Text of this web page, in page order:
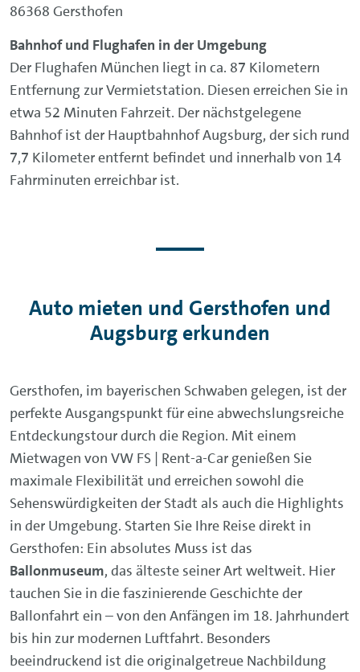
86368 Gersthofen
Bahnhof und Flughafen in der Umgebung
Der Flughafen München liegt in ca. 87 Kilometern
Entfernung zur Vermietstation. Diesen erreichen Sie in
etwa 52 Minuten Fahrzeit. Der nächstgelegene
Bahnhof ist der Hauptbahnhof Augsburg, der sich rund
7,7 Kilometer entfernt befindet und innerhalb von 14
Fahrminuten erreichbar ist.
Auto mieten und Gersthofen und
Augsburg erkunden
Gersthofen, im bayerischen Schwaben gelegen, ist der
perfekte Ausgangspunkt für eine abwechslungsreiche
Entdeckungstour durch die Region. Mit einem
Mietwagen von VW FS | Rent-a-Car genießen Sie
maximale Flexibilität und erreichen sowohl die
Sehenswürdigkeiten der Stadt als auch die Highlights
in der Umgebung. Starten Sie Ihre Reise direkt in
Gersthofen: Ein absolutes Muss ist das
Ballonmuseum, das älteste seiner Art weltweit. Hier
tauchen Sie in die faszinierende Geschichte der
Ballonfahrt ein – von den Anfängen im 18. Jahrhundert
bis hin zur modernen Luftfahrt. Besonders
beeindruckend ist die originalgetreue Nachbildung